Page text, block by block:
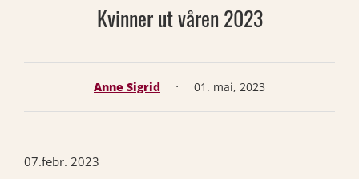
Kvinner ut våren 2023
Anne Sigrid · 01. mai, 2023
07.febr. 2023